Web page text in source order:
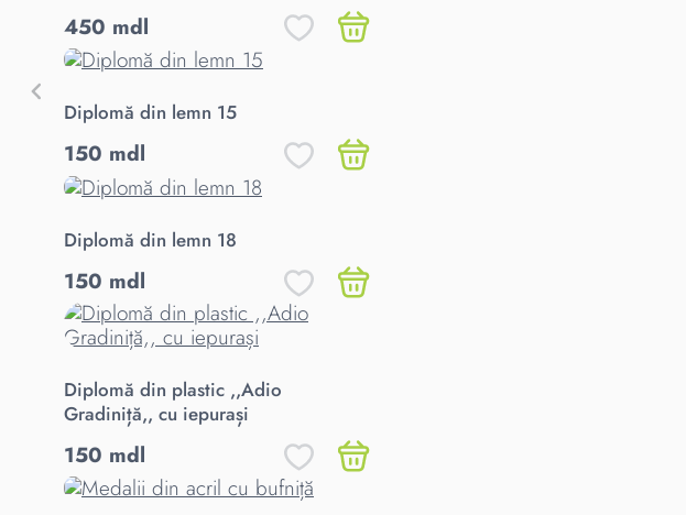
450 mdl
Diplomă din lemn 15
150 mdl
Diplomă din lemn 18
150 mdl
Diplomă din plastic ,,Adio
Gradiniță,, cu iepurași
150 mdl